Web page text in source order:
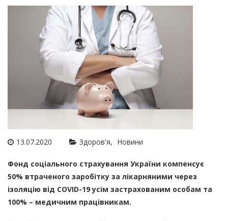
13.07.2020 Здоров'я Новини
Фонд соціального страхування України компенсує
50% втраченого заробітку за лікарняними через
ізоляцію від COVID-19 усім застрахованим особам та
100% – медичним працівникам.